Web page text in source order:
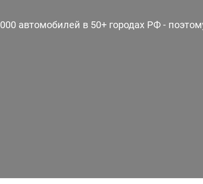
автомобилей в 50+ городах РФ -